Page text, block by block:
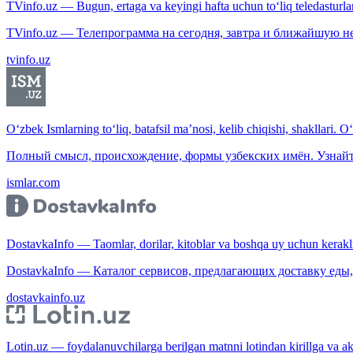
TVinfo.uz — Bugun, ertaga va keyingi hafta uchun to‘liq
TVinfo.uz — Телепрограмма на сегодня, завтра и ближайшую
tvinfo.uz
O‘zbek Ismlarning to‘liq, batafsil ma’nosi, kelib chiqishi, shakllari.
Полный смысл, происхождение, формы узбекских имён.
ismlar.com
DostavkaInfo — Taomlar, dorilar, kitoblar va boshqa uy uchun
DostavkaInfo — Каталог сервисов, предлагающих доставку
dostavkainfo.uz
Lotin.uz — foydalanuvchilarga berilgan matnni lotindan kirillga va